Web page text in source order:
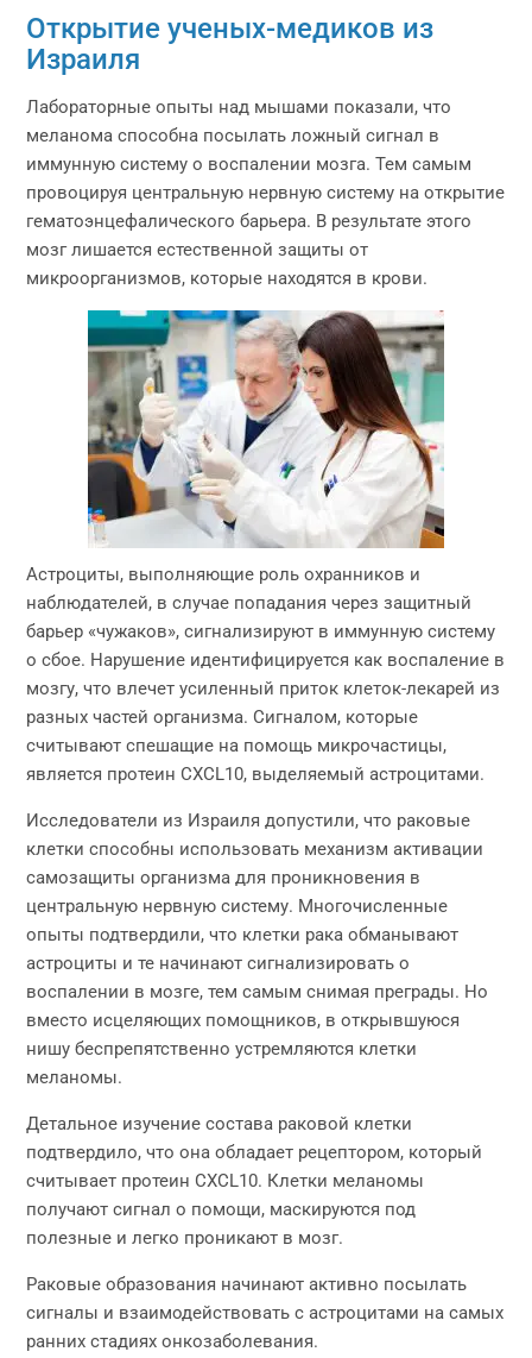
Открытие ученых-медиков из
Израиля
Лабораторные опыты над мышами показали, что
меланома способна посылать ложный сигнал в
иммунную систему о воспалении мозга. Тем самым
провоцируя центральную нервную систему на открытие
гематоэнцефалического барьера. В результате этого
мозг лишается естественной защиты от
микроорганизмов, которые находятся в крови.
Астроциты, выполняющие роль охранников и
наблюдателей, в случае попадания через защитный
барьер «чужаков», сигнализируют в иммунную систему
о сбое. Нарушение идентифицируется как воспаление в
мозгу, что влечет усиленный приток клеток-лекарей из
разных частей организма. Сигналом, которые
считывают спешащие на помощь микрочастицы,
является протеин CXCL10, выделяемый астроцитами.
Исследователи из Израиля допустили, что раковые
клетки способны использовать механизм активации
самозащиты организма для проникновения в
центральную нервную систему. Многочисленные
опыты подтвердили, что клетки рака обманывают
астроциты и те начинают сигнализировать о
воспалении в мозге, тем самым снимая преграды. Но
вместо исцеляющих помощников, в открывшуюся
нишу беспрепятственно устремляются клетки
меланомы.
Детальное изучение состава раковой клетки
подтвердило, что она обладает рецептором, который
считывает протеин CXCL10. Клетки меланомы
получают сигнал о помощи, маскируются под
полезные и легко проникают в мозг.
Раковые образования начинают активно посылать
сигналы и взаимодействовать с астроцитами на самых
ранних стадиях онкозаболевания.